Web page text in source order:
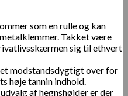
som en rulle og kan
Takket være
sig til ethvert
modstandsdygtigt over for
høje tannin indhold.
af hegnshøjder er der